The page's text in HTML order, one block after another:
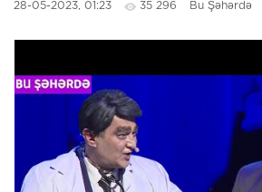
28-05-2023, 01:23 35 296 Bu Şəhərdə